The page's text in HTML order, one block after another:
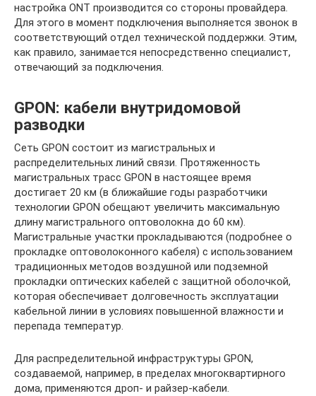
настройка ONT производится со стороны провайдера.
Для этого в момент подключения выполняется звонок в
соответствующий отдел технической поддержки. Этим,
как правило, занимается непосредственно специалист,
отвечающий за подключения.
GPON: кабели внутридомовой
разводки
Сеть GPON состоит из магистральных и
распределительных линий связи. Протяженность
магистральных трасс GPON в настоящее время
достигает 20 км (в ближайшие годы разработчики
технологии GPON обещают увеличить максимальную
длину магистрального оптоволокна до 60 км).
Магистральные участки прокладываются (подробнее о
прокладке оптоволоконного кабеля) с использованием
традиционных методов воздушной или подземной
прокладки оптических кабелей с защитной оболочкой,
которая обеспечивает долговечность эксплуатации
кабельной линии в условиях повышенной влажности и
перепада температур.
Для распределительной инфраструктуры GPON,
создаваемой, например, в пределах многоквартирного
дома, применяются дроп- и райзер-кабели.